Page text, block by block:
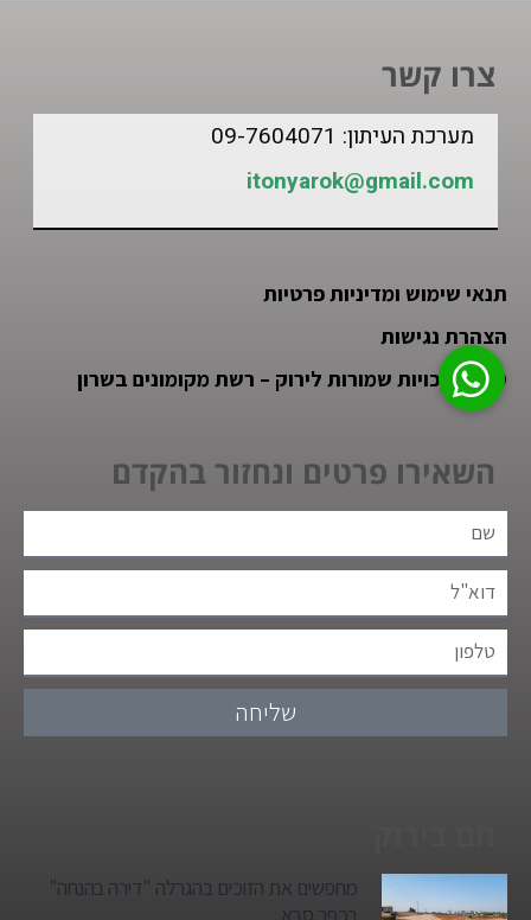
צרו קשר
מערכת העיתון: 09-7604071
itonyarok@gmail.com
תנאי שימוש ומדיניות פרטיות
הצהרת נגישות
© כל הזכויות שמורות לירוק – רשת מקומונים בשרון
השאירו פרטים ונחזור בהקדם
שליחה
מחפשים את הזוכים בהגרלה "דירה בהנחה"